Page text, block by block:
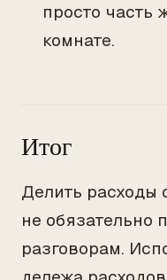
просто часть
комнате.
Итог
Делить расходы
не обязательно
разговорам.